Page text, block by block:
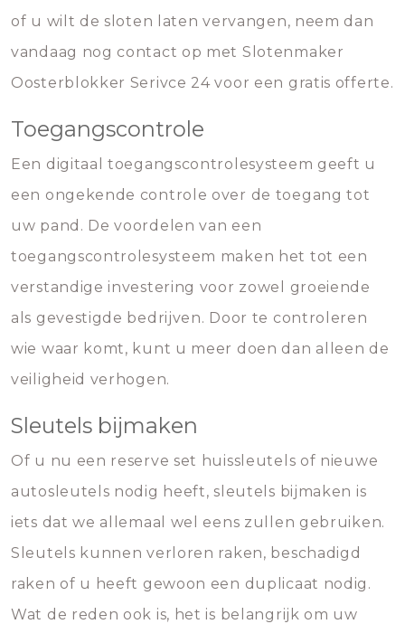
of u wilt de sloten laten vervangen, neem dan
vandaag nog contact op met Slotenmaker
Oosterblokker Serivce 24 voor een gratis offerte.
Toegangscontrole
Een digitaal toegangscontrolesysteem geeft u
een ongekende controle over de toegang tot
uw pand. De voordelen van een
toegangscontrolesysteem maken het tot een
verstandige investering voor zowel groeiende
als gevestigde bedrijven. Door te controleren
wie waar komt, kunt u meer doen dan alleen de
veiligheid verhogen.
Sleutels bijmaken
Of u nu een reserve set huissleutels of nieuwe
autosleutels nodig heeft, sleutels bijmaken is
iets dat we allemaal wel eens zullen gebruiken.
Sleutels kunnen verloren raken, beschadigd
raken of u heeft gewoon een duplicaat nodig.
Wat de reden ook is, het is belangrijk om uw